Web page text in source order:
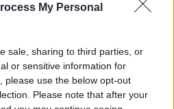
My Personal
sale, sharing to third parties, or
or sensitive information for
please use the below opt-out
Please note that after your
περισσότερα καύσιμα από
σε άλλο αεροδρόμιο.
το κλείσιμο ορισμένων
εταιρείες
από τον κανόνα